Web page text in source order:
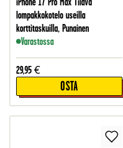
lompakkokotelo useilla
korttitaskuilla, Punainen
Varastossa
29,95 €
OSTA